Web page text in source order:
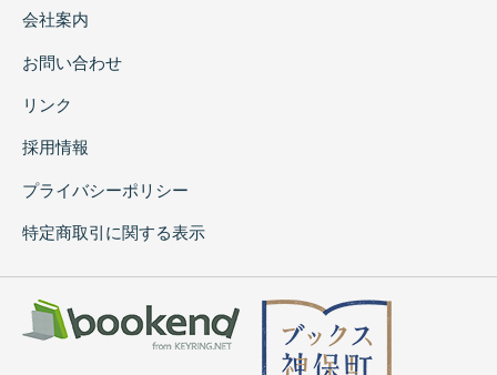
会社案内
お問い合わせ
リンク
採用情報
プライバシーポリシー
特定商取引に関する表示